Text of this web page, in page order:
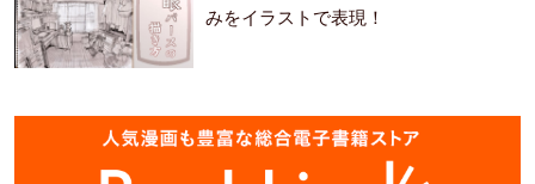
みをイラストで表現！